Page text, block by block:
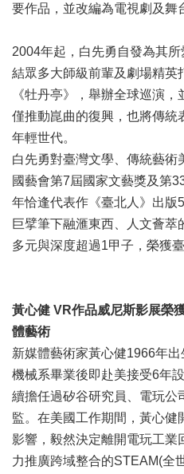
府
開
資
訊
聯
絡
訊
影
音
專
區
首
頁
網
站
導
覽
陳
情
要作品，並改編為電視劇及舞
2004年起，白先勇自發為其
結眾多大師級前輩及劇場精英
《牡丹亭》，舉辦全球巡演
僅推動崑曲的復興，也將傳統
年輕世代。
白先勇對臺灣文學、傳統藝術
國藝會第7屆國家文藝獎及第
年恰逢代表作《臺北人》出版
巨擘筆下融滙東西、人文薈
多元與深度超過1甲子，榮獲
黃心健 VR作品威尼斯影展榮
體藝術
新媒體藝術家黃心健1966年
機械系畢業後即赴美接受6年
續擔任過矽谷研究員、電玩公
監。在美國工作期間，黃心健
影響，毅然決定離開電玩工業
力推廣跨域整合的STEAM(全